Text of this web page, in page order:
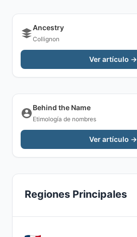
Ancestry
Collignon
Ver artículo →
Behind the Name
Etimología de nombres
Ver artículo →
Regiones Principales